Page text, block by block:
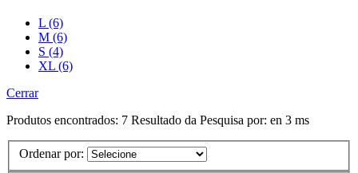
L (6)
M (6)
S (4)
XL (6)
Cerrar
Produtos encontrados: 7 Resultado da Pesquisa por: en 3 ms
Ordenar por: